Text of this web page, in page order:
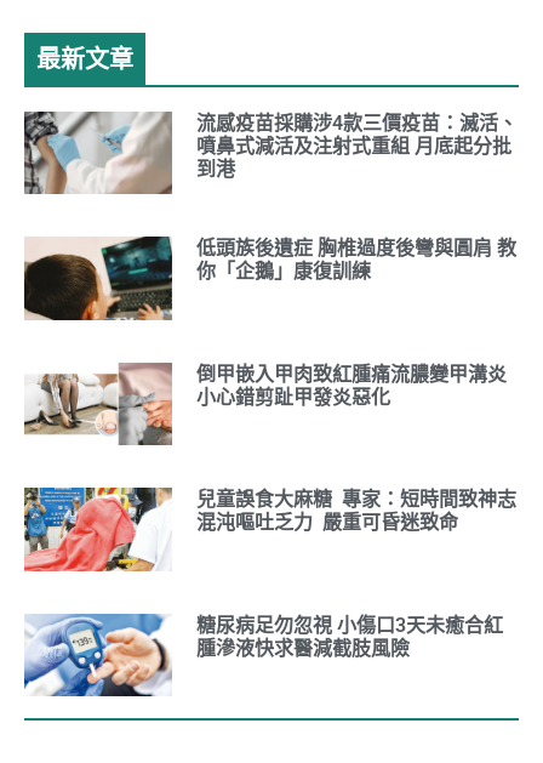
最新文章
流感疫苗採購涉4款三價疫苗：滅活、
噴鼻式減活及注射式重組 月底起分批
到港
低頭族後遺症 胸椎過度後彎與圓肩 教
你「企鵝」康復訓練
倒甲嵌入甲肉致紅腫痛流膿變甲溝炎
小心錯剪趾甲發炎惡化
兒童誤食大麻糖 專家：短時間致神志
混沌嘔吐乏力 嚴重可昏迷致命
糖尿病足勿忽視 小傷口3天未癒合紅
腫滲液快求醫減截肢風險